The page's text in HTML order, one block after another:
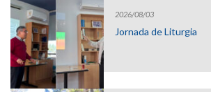
2026/08/03
Jornada de Liturgia